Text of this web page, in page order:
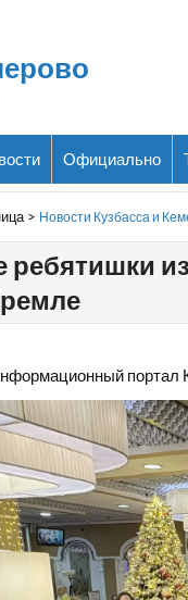
Официально
> Новости Кузбасса и
ребятишки
портал